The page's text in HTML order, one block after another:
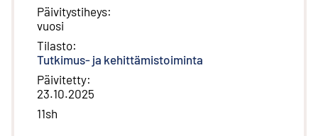
Päivitystiheys:
vuosi
Tilasto:
Tutkimus- ja kehittämistoiminta
Päivitetty:
23.10.2025
11sh